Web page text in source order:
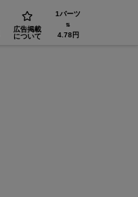
広告掲載
について
1バーツ
⇅
4.78円